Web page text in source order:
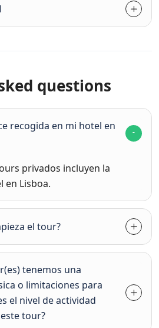
questions
recogida en mi hotel en
privados incluyen la
en Lisboa.
el tour?
tenemos una
o limitaciones para
el nivel de actividad
tour?